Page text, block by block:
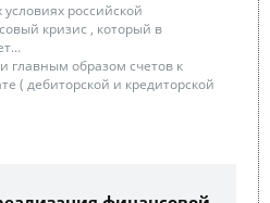
российской
кризис , который в
главным образом счетов к
( дебиторской и кредиторской